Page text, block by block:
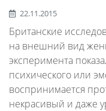
22.11.2015
Британские
на внешний вид
эксперимента
психического или
воспринимается
некрасивый и даже